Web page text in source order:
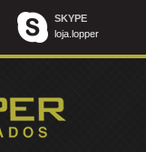
SKYPE
loja.lopper